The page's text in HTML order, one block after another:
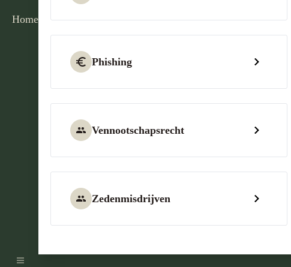
Home
Phishing
Vennootschapsrecht
Zedenmisdrijven